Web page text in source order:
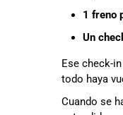
1 freno
Un
Ese check-
todo haya
Cuando se